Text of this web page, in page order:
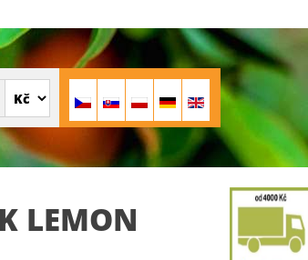
LEMON